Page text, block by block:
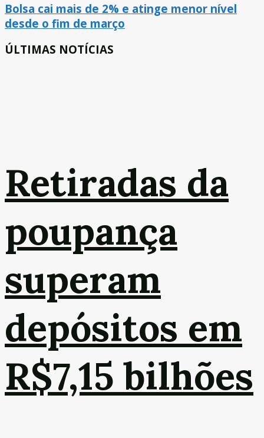
Bolsa cai mais de 2% e atinge menor nível
desde o fim de março
ÚLTIMAS NOTÍCIAS
Retiradas da
poupança
superam
depósitos em
R$7,15 bilhões